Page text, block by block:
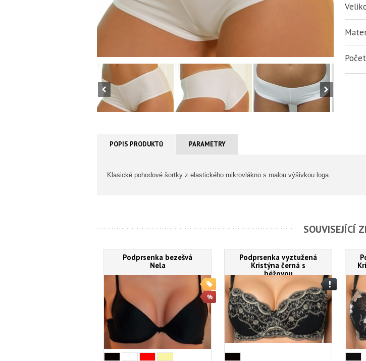
POPIS PRODUKTŮ PARAMETRY
Klasické pohodové šortky z elastického mikrovlákno s malou výšivkou loga.
SOUVISEJÍCÍ
Podprsenka bezešvá
Nela
Podprsenka vyztužená
Kristýna černá s
béžovou